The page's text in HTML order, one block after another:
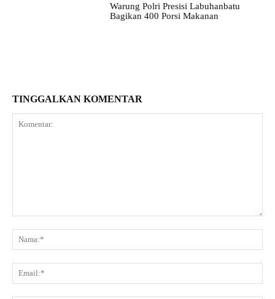
Warung Polri Presisi Labuhanbatu
Bagikan 400 Porsi Makanan
TINGGALKAN KOMENTAR